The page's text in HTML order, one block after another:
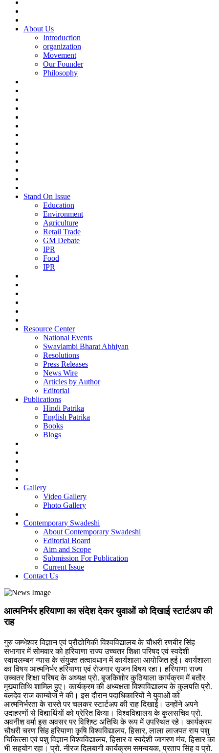
About Us
Introduction
organization
Movement
Our Founder
Philosophy
Stand On Issue
Education
Environment
Agriculture
Retail Trade
GM Debate
IPR
Food
IPR
Resource Center
National Events
Swavlambi Bharat Abhiyan
Resolutions
Press Releases
News Wire
Articles by Author
Editorial
Publications
Hindi Patrika
English Patrika
Books
Blogs
Gallery
Video Gallery
Photo Gallery
Contemporary Swadeshi
About Contemporary Swadeshi
Editorial Board
Aim and Scope
Submission For Publication
Current Issue
Contact Us
आत्मनिर्भर हरियाणा का संदेश देकर युवाओं को दिखाई स्टार्टअप की
राह
गुरु जम्भेश्वर विज्ञान एवं प्रौद्योगिकी विश्वविद्यालय के चौधरी रणबीर सिंह
सभागार में सोमवार को हरियाणा राज्य उच्चतर शिक्षा परिषद एवं स्वदेशी
स्वावलम्बन न्यास के संयुक्त तत्वावधान में कार्यशाला आयोजित हुई। कार्यशाला
का विषय आत्मनिर्भर हरियाणा एवं रोजगार सृजन विषय रहा। हरियाणा राज्य
उच्चतर शिक्षा परिषद के अध्यक्ष प्रो. बृजकिशोर कुठियाला कार्यक्रम में बतौर
मुख्यातिथि शामिल हुए। कार्यक्रम की अध्यक्षता विश्वविद्यालय के कुलपति प्रो.
बलदेव राज काम्बोज ने की। इस दौरान पदाधिकारियों ने युवाओं को
आत्मनिर्भरता के रास्ते पर चलकर स्टार्टअप की राह दिखाई। उन्होंने अपने
उदाहरणों से विद्यार्थियों को प्रेरित किया। विश्वविद्यालय के कुलसचिव प्रो.
अवनीश वर्मा इस अवसर पर विशिष्ट अतिथि के रूप में उपस्थित रहे। कार्यक्रम
चौधरी चरण सिंह हरियाणा कृषि विश्वविद्यालय, हिसार, लाला लाजपत राय पशु
चिकित्सा एवं पशु विज्ञान विश्वविद्यालय, हिसार व स्वदेशी जागरण मंच, हिसार का
भी सहयोग रहा। प्रो. नीरज दिलबागी कार्यक्रम समन्वयक, प्रताप सिंह व प्रो.